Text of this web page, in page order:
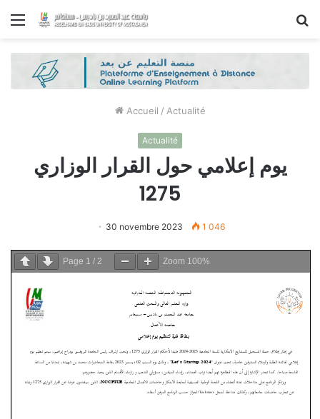
Menu
Accueil / Actualité
Actualité
يوم إعلامي حول القرار الوزاري
1275
30 novembre 2023 1 046
Page 1 / 2 Zoom 100%